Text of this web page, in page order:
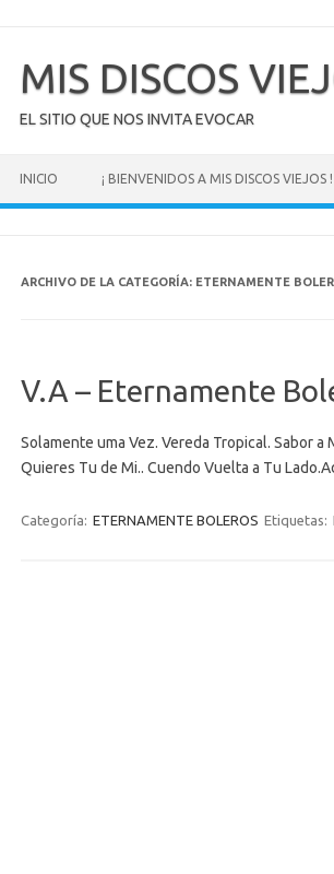
contenido
MIS DISCOS
EL SITIO QUE NOS INVITA EVOCAR
INICIO ¡ BIENVENIDOS A MIS DISCOS VIEJOS !
ARCHIVO DE LA CATEGORÍA: ETERNAMENTE
V.A – Eternamente
Solamente uma Vez. Vereda Tropical. Sabor a
Quieres Tu de Mi.. Cuendo Vuelta a Tu
Categoría: ETERNAMENTE BOLEROS Etiquetas: